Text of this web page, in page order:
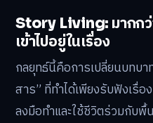
Story Living: มากกว่
เข้าไปอยู่ในเรื่อง
กลยุทธ์นี้คือการเปลี่ยนบทบ
สาร” ที่ทำได้เพียงรับฟังเรื่
ลงมือทำและใช้ชีวิตร่วมกับ